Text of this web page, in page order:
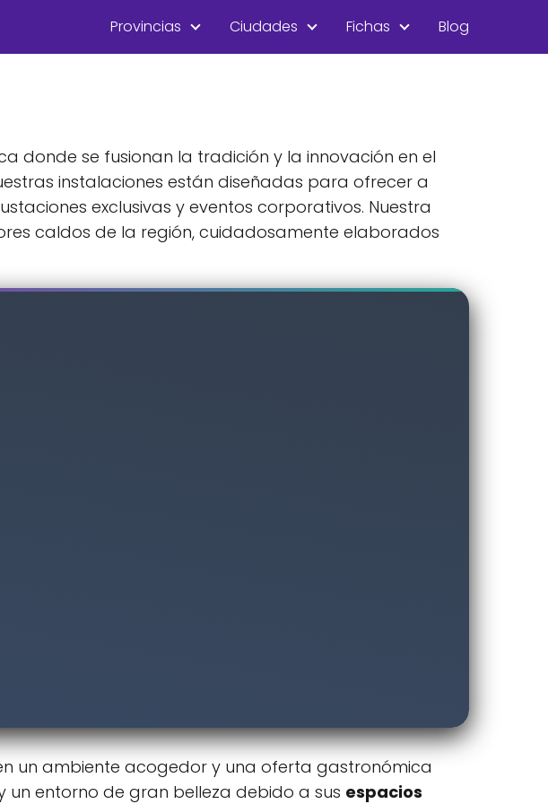
Provincias Ciudades Fichas Blog
donde se fusionan la tradición y la innovación en el
instalaciones están diseñadas para ofrecer a
exclusivas y eventos corporativos. Nuestra
caldos de la región, cuidadosamente elaborados
un ambiente acogedor y una oferta gastronómica
un entorno de gran belleza debido a sus espacios